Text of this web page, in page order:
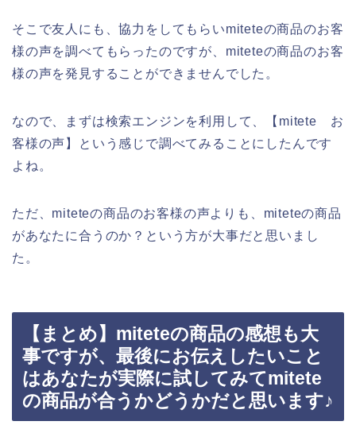
そこで友人にも、協力をしてもらいmiteteの商品のお客
様の声を調べてもらったのですが、miteteの商品のお客
様の声を発見することができませんでした。
なので、まずは検索エンジンを利用して、【mitete お
客様の声】という感じで調べてみることにしたんです
よね。
ただ、miteteの商品のお客様の声よりも、miteteの商品
があなたに合うのか？という方が大事だと思いまし
た。
【まとめ】miteteの商品の感想も大
事ですが、最後にお伝えしたいこと
はあなたが実際に試してみてmitete
の商品が合うかどうかだと思います♪